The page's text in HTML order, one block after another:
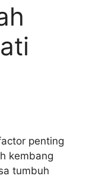
penting
kembang
tumbuh